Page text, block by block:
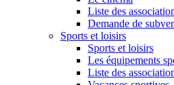
Liste des
Demande de
Sports et loisirs
Sports et loisirs
Les équipements
Liste des